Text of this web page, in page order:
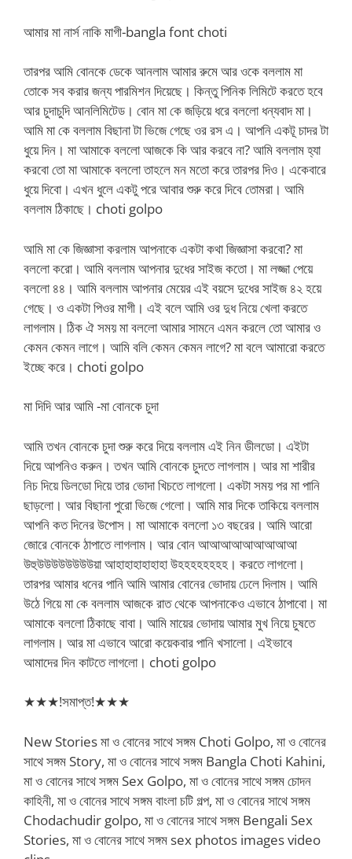
আমার মা নার্স নাকি মাগী-bangla font choti
তারপর আমি বোনকে ডেকে আনলাম আমার রুমে আর ওকে বললাম মা
তোকে সব করার জন্য পারমিশন দিয়েছে। কিন্তু পিনিক লিমিটে করতে হবে
আর চুদাচুদি আনলিমিটেড। বোন মা কে জড়িয়ে ধরে বললো ধন্যবাদ মা।
আমি মা কে বললাম বিছানা টা ভিজে গেছে ওর রস এ। আপনি একটূ চাদর টা
ধুয়ে দিন। মা আমাকে বললো আজকে কি আর করবে না? আমি বললাম হ্যা
করবো তো মা আমাকে বললো তাহলে মন মতো করে তারপর দিও। একেবারে
ধুয়ে দিবো। এখন ধুলে একটু পরে আবার শুরু করে দিবে তোমরা। আমি
বললাম ঠিকাছে। choti golpo
আমি মা কে জিজ্ঞাসা করলাম আপনাকে একটা কথা জিজ্ঞাসা করবো? মা
বললো করো। আমি বললাম আপনার দুধের সাইজ কতো। মা লজ্জা পেয়ে
বললো ৪৪। আমি বললাম আপনার মেয়ের এই বয়সে দুধের সাইজ ৪২ হয়ে
গেছে। ও একটা পিওর মাগী। এই বলে আমি ওর দুধ নিয়ে খেলা করতে
লাগলাম। ঠিক ঐ সময় মা বললো আমার সামনে এমন করলে তো আমার ও
কেমন কেমন লাগে। আমি বলি কেমন কেমন লাগে? মা বলে আমারো করতে
ইচ্ছে করে। choti golpo
মা দিদি আর আমি -মা বোনকে চুদা
আমি তখন বোনকে চুদা শুরু করে দিয়ে বললাম এই নিন ডীলডো। এইটা
দিয়ে আপনিও করুন। তখন আমি বোনকে চুদতে লাগলাম। আর মা শারীর
নিচ দিয়ে ডিলডো দিয়ে তার ভোদা খিচতে লাগলো। একটা সময় পর মা পানি
ছাড়লো। আর বিছানা পুরো ভিজে গেলো। আমি মার দিকে তাকিয়ে বললাম
আপনি কত দিনের উপোস। মা আমাকে বললো ১৩ বছরের। আমি আরো
জোরে বোনকে ঠাপাতে লাগলাম। আর বোন আআআআআআআআআ
উহুউউউউউউউউয়া আহাহাহাহাহাহা উহহহহহহহহ। করতে লাগলো।
তারপর আমার ধনের পানি আমি আমার বোনের ভোদায় ঢেলে দিলাম। আমি
উঠে গিয়ে মা কে বললাম আজকে রাত থেকে আপনাকেও এভাবে ঠাপাবো। মা
আমাকে বললো ঠিকাছে বাবা। আমি মায়ের ভোদায় আমার মুখ নিয়ে চুষতে
লাগলাম। আর মা এভাবে আরো কয়েকবার পানি খসালো। এইভাবে
আমাদের দিন কাটতে লাগলো। choti golpo
★★★!সমাপ্ত!★★★
New Stories মা ও বোনের সাথে সঙ্গম Choti Golpo, মা ও বোনের
সাথে সঙ্গম Story, মা ও বোনের সাথে সঙ্গম Bangla Choti Kahini,
মা ও বোনের সাথে সঙ্গম Sex Golpo, মা ও বোনের সাথে সঙ্গম চোদন
কাহিনী, মা ও বোনের সাথে সঙ্গম বাংলা চটি গল্প, মা ও বোনের সাথে সঙ্গম
Chodachudir golpo, মা ও বোনের সাথে সঙ্গম Bengali Sex
Stories, মা ও বোনের সাথে সঙ্গম sex photos images video